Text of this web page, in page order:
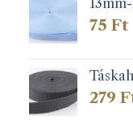
75 Ft
279